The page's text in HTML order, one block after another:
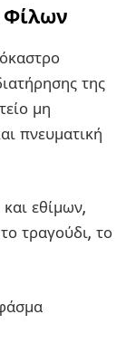
Φίλων
της
μη
πνευματική
εθίμων,
τραγούδι, το